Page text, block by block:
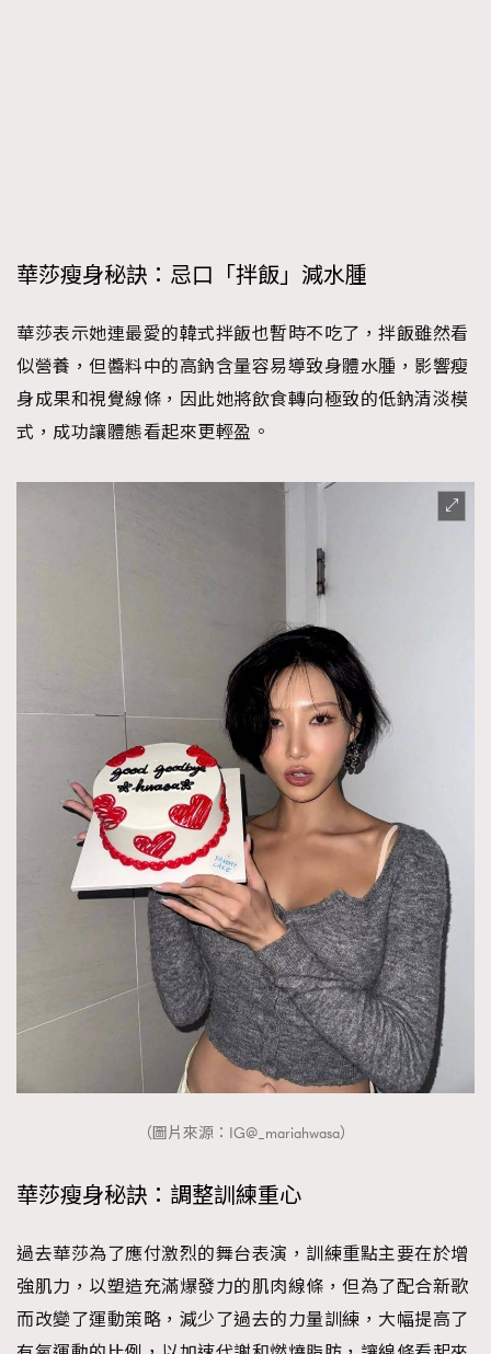
AFrenchMind
EmpowerF
華莎瘦身秘訣：忌口「拌飯」減水腫
華莎表示她連最愛的韓式拌飯也暫時不吃了，拌飯雖然看
似營養，但醬料中的高鈉含量容易導致身體水腫，影響瘦
身成果和視覺線條，因此她將飲食轉向極致的低鈉清淡模
式，成功讓體態看起來更輕盈。
（圖片來源：IG@_mariahwasa）
華莎瘦身秘訣：調整訓練重心
過去華莎為了應付激烈的舞台表演，訓練重點主要在於增
強肌力，以塑造充滿爆發力的肌肉線條，但為了配合新歌
而改變了運動策略，減少了過去的力量訓練，大幅提高了